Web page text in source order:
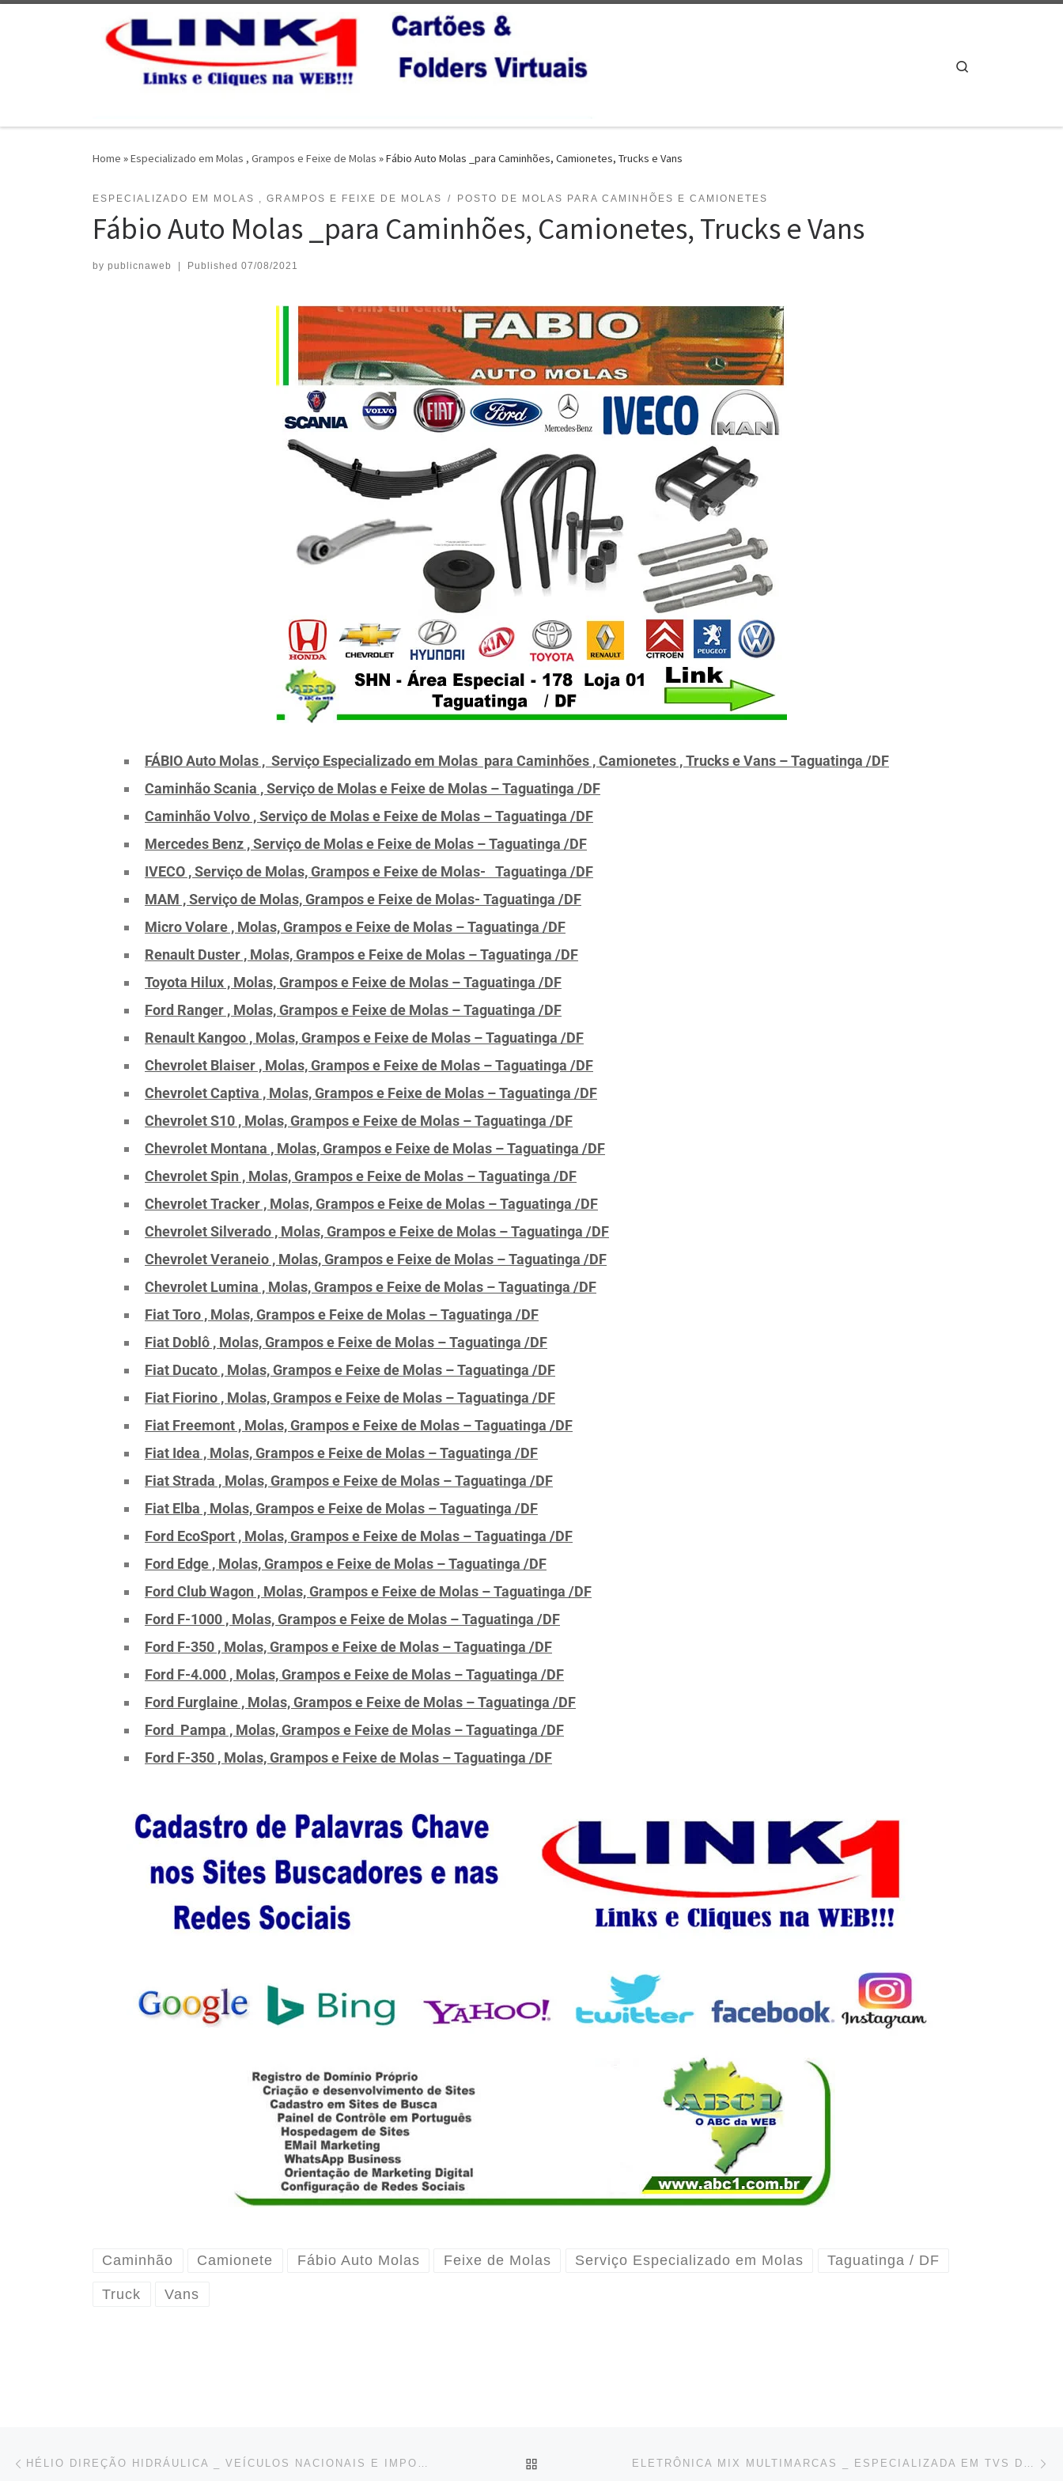
Home »Especializado em Molas , Grampos e Feixe de Molas »Fábio Auto Molas _para Caminhões, Camionetes, Trucks e Vans
ESPECIALIZADO EM MOLAS , GRAMPOS E FEIXE DE MOLAS POSTO DE MOLAS PARA CAMINHÕES E CAMIONETES
Fábio Auto Molas _para Caminhões, Camionetes, Trucks e Vans
by publicnaweb Published 07/08/2021
FÁBIO Auto Molas , Serviço Especializado em Molas para Caminhões , Camionetes , Trucks e Vans – Taguatinga /DF
Caminhão Scania , Serviço de Molas e Feixe de Molas – Taguatinga /DF
Caminhão Volvo , Serviço de Molas e Feixe de Molas – Taguatinga /DF
Mercedes Benz , Serviço de Molas e Feixe de Molas – Taguatinga /DF
IVECO , Serviço de Molas, Grampos e Feixe de Molas- Taguatinga /DF
MAM , Serviço de Molas, Grampos e Feixe de Molas- Taguatinga /DF
Micro Volare , Molas, Grampos e Feixe de Molas – Taguatinga /DF
Renault Duster , Molas, Grampos e Feixe de Molas – Taguatinga /DF
Toyota Hilux , Molas, Grampos e Feixe de Molas – Taguatinga /DF
Ford Ranger , Molas, Grampos e Feixe de Molas – Taguatinga /DF
Renault Kangoo , Molas, Grampos e Feixe de Molas – Taguatinga /DF
Chevrolet Blaiser , Molas, Grampos e Feixe de Molas – Taguatinga /DF
Chevrolet Captiva , Molas, Grampos e Feixe de Molas – Taguatinga /DF
Chevrolet S10 , Molas, Grampos e Feixe de Molas – Taguatinga /DF
Chevrolet Montana , Molas, Grampos e Feixe de Molas – Taguatinga /DF
Chevrolet Spin , Molas, Grampos e Feixe de Molas – Taguatinga /DF
Chevrolet Tracker , Molas, Grampos e Feixe de Molas – Taguatinga /DF
Chevrolet Silverado , Molas, Grampos e Feixe de Molas – Taguatinga /DF
Chevrolet Veraneio , Molas, Grampos e Feixe de Molas – Taguatinga /DF
Chevrolet Lumina , Molas, Grampos e Feixe de Molas – Taguatinga /DF
Fiat Toro , Molas, Grampos e Feixe de Molas – Taguatinga /DF
Fiat Doblô , Molas, Grampos e Feixe de Molas – Taguatinga /DF
Fiat Ducato , Molas, Grampos e Feixe de Molas – Taguatinga /DF
Fiat Fiorino , Molas, Grampos e Feixe de Molas – Taguatinga /DF
Fiat Freemont , Molas, Grampos e Feixe de Molas – Taguatinga /DF
Fiat Idea , Molas, Grampos e Feixe de Molas – Taguatinga /DF
Fiat Strada , Molas, Grampos e Feixe de Molas – Taguatinga /DF
Fiat Elba , Molas, Grampos e Feixe de Molas – Taguatinga /DF
Ford EcoSport , Molas, Grampos e Feixe de Molas – Taguatinga /DF
Ford Edge , Molas, Grampos e Feixe de Molas – Taguatinga /DF
Ford Club Wagon , Molas, Grampos e Feixe de Molas – Taguatinga /DF
Ford F-1000 , Molas, Grampos e Feixe de Molas – Taguatinga /DF
Ford F-350 , Molas, Grampos e Feixe de Molas – Taguatinga /DF
Ford F-4.000 , Molas, Grampos e Feixe de Molas – Taguatinga /DF
Ford Furglaine , Molas, Grampos e Feixe de Molas – Taguatinga /DF
Ford Pampa , Molas, Grampos e Feixe de Molas – Taguatinga /DF
Ford F-350 , Molas, Grampos e Feixe de Molas – Taguatinga /DF
Caminhão Camionete Fábio Auto Molas Feixe de Molas Serviço Especializado em Molas Taguatinga / DF
Truck Vans
Post navigation BACK TO POST LIST